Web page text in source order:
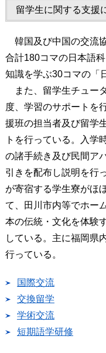
留学生に関する支援
韓国及び中国の交流
合計180コマの日本語
知識を学ぶ30コマの「
また、留学生チュー
度、学習のサポートを
援班の担当者及び留学
トを行っている。入学
の諸手続き及び民間ア
引きを配布し説明を行
が寄宿する学生寮がほ
て、田川市内等でホー
本の伝統・文化を体験
している。主に福岡県
行っている。
国際交流
交換留学
学術交流
短期語学研修